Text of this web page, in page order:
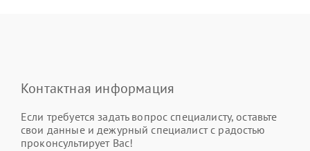
Контактная информация
Если требуется задать вопрос специалисту, оставьте
свои данные и дежурный специалист с радостью
проконсультирует Вас!